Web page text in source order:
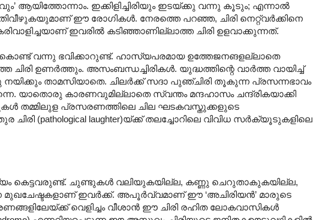
ആയിത്തോന്നാം. ഇക്കിളിച്ചിരിയും ഇടയ്ക്കു വന്നു കൂടും; എന്നാൽ
ഈ രോഗികൾ. നേരത്തെ പറഞ്ഞ, ചിരി നെറ്റ്വർക്കിനെ
ഇവരിൽ കടിഞ്ഞാണില്ലാത്ത ചിരി ഉളവാക്കുന്നത്.
വന്നു ഭവിക്കാറുണ്ട്. ഹാസ്യപരമായ ഉത്തേജനങളല്ലാതെ
ചിരി ഉണർത്തും. അസംബന്ധച്ചിരികൾ. യുദ്ധത്തിന്റെ വാർത്ത വായിച്ച്
നയിക്കും താമസിയാതെ. ചിലർക്ക് സദാ പുഞ്ചിരി തൂകുന്ന പ്രസന്നഭാവം
യാ‍തൊരു കാരണവുമില്ലാതെ സ്വന്തം മന്ദഹാ‍സം ചന്ദ്രികയാക്കി
തമ്മിലുള പ്രസരണത്തിലെ ചില ഘടകവസ്തുക്കളുടെ
(pathological laughter)യ്ക്ക് തലച്ചോറിലെ വിവിധ സർക്യൂടുകളിലെ
കെട്ടവരുണ്ട്. ചുണ്ടുകൾ വലിയുകയില്ല, കണ്ണു ചെറുതാകുകയില്ല,
മുഖചേഷ്ടകളാണ് ഇവർക്ക്. അപൂർവ്വമാണ് ഈ ‘അചിരിയൻ’ മാരുടെ
വെളിച്ചം വീശാൻ ഈ ചിരി രഹിത ലോകവാസികൾ